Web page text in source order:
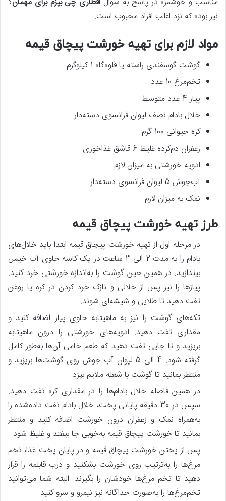
نیز بوده که نزد اغلب افراد محبوب است.
مواد لازم برای تهیه خورشت پیچاق قیمه
گوشت گوسفندی راسته یا قلوه‌گاه 1 کیلوگرم
تخم‌مرغ 10 عدد
پیاز 4 عدد متوسط
خلال بادام نصف لیوان فرانسوی دسته‌دار
کره حیوانی 100 گرم
زعفران دم‌کرده غلیظ 6 قاشق غذاخوری
ادویه خورشتی به میزان لازم
آب‌جوش 5 لیوان فرانسوی دسته‌دار
نمک به میزان لازم
طرز تهیه خورشت پیچاق قیمه
در مرحله اول از تهیه خورشت پیچاق قیمه ابتدا باید خلال‌های
بادام را به مدت 2 الی 3 ساعت در یک کاسه حاوی آب خیس
بیندازید. در همین حین گوشت را به‌اندازه خورشتی خرد کنید.
پیازها را نیز پس‌ از خلالی و نازک خرد کردن در کره یا روغن
تفت دهید تا طلایی و شیشه‌ای شوند.
تکه‌های گوشت را نیز به ماهیتابه حاوی پیاز اضافه کنید و
مقداری تفت دهید. ادویه‌های خورشتی را درون ماهیتابه
بریزید و تا جایی تفت دهید که طعم خامی آن‌ها به‌طور کامل
گرفته شود. 4 الی 5 لیوان آب جوش روی گوشت‌ها بریزید و
منتظر بمانید تا گوشت با شعله ملایم بپزد.
در همین فاصله خلال بادام‌ها را در مقداری کره تفت دهید.
سپس در 30 دقیقه پایانی پخت، خلال بادام تفت داده‌شده را
به‌همراه نمک و زعفران درون خورشت اضافه کنید و منتظر
بمانید تا خورشت پیچاق قیمه به‌خوبی جا بیفتد و غلیظ شود.
پس‌ از پختن خورشت پیچاق قیمه و در پایان پخت غذا، تخم
مرغ‌ها را به‌ترتیب روی خورشت بشکنید و درب قابلمه را قرار
دهید تا تخم مرغ‌ها خودشان را بگیرند. البته شما می‌توانید
تخم‌مرغ‌ها را به‌صورت جداگانه نیز نیمرو و سرو کنید.